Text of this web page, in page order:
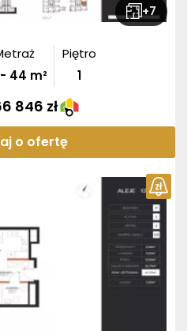
+7
- 44 m²
Piętro
1
846 zł
o ofertę